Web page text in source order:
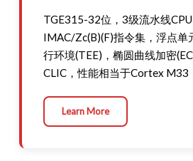
TGE315-32位，3级流水线
IMAC/Zc(B)(F)指令集，浮点单
行环境(TEE)，椭圆曲线加密
CLIC，性能相当于Cortex M33
Learn More